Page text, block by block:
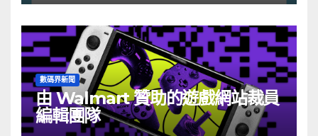
數碼界新聞
由 Walmart 贊助的遊戲網站裁員
編輯團隊